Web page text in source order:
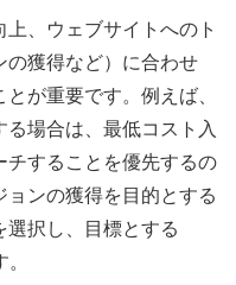
、ウェブサイトへのト
の獲得など）に合わせ
が重要です。例えば、
場合は、最低コスト入
チすることを優先するの
ンの獲得を目的とする
択し、目標とする